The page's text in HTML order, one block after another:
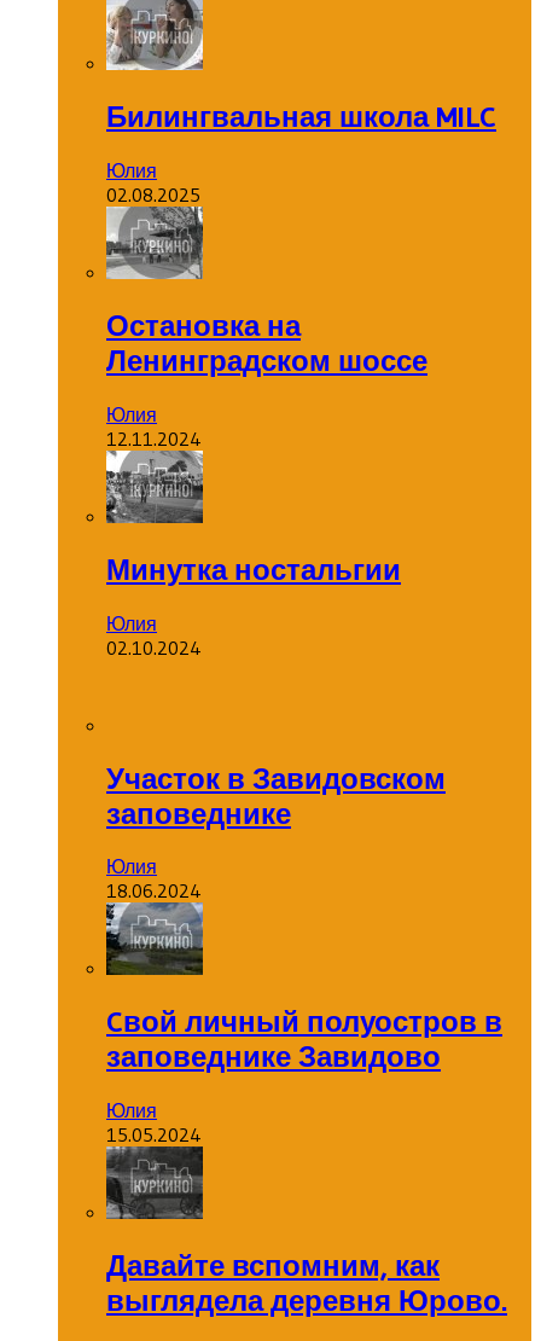
Билингвальная школа MILC
Юлия
02.08.2025
Остановка на
Ленинградском шоссе
Юлия
12.11.2024
Минутка ностальгии
Юлия
02.10.2024
Участок в Завидовском
заповеднике
Юлия
18.06.2024
Cвой личный полуостров в
заповеднике Завидово
Юлия
15.05.2024
Давайте вспомним, как
выглядела деревня Юрово.